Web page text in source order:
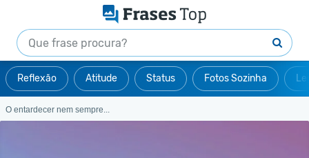
Reflexão Atitude Status Fotos Sozinha
O entardecer nem sempre...